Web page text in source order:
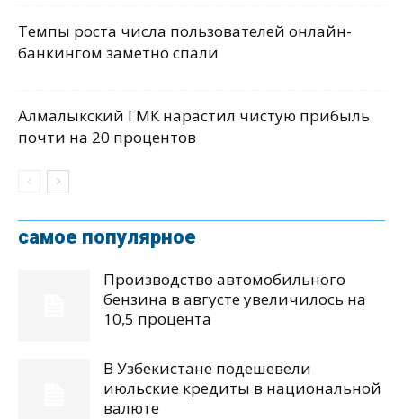
Темпы роста числа пользователей онлайн-
банкингом заметно спали
Алмалыкский ГМК нарастил чистую прибыль
почти на 20 процентов
самое популярное
Производство автомобильного
бензина в августе увеличилось на
10,5 процента
В Узбекистане подешевели
июльские кредиты в национальной
валюте